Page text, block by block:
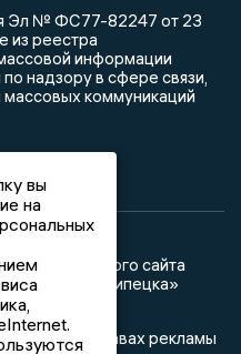
Эл № ФС77-82247 от 23
из реестра
информации
надзору в сфере связи,
коммуникаций
с данного сайта
«Новости Липецка»
на правах рекламы
вы
на